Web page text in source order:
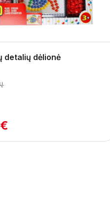
detalių dėlionė